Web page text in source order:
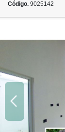
Código. 9025142